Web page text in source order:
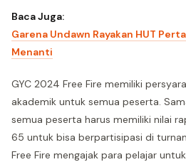
Baca Juga:
Garena Undawn Rayakan HUT
Menanti
GYC 2024 Free Fire memiliki
akademik untuk semua peserta.
semua peserta harus memiliki nilai
65 untuk bisa berpartisipasi di
Free Fire mengajak para pelajar